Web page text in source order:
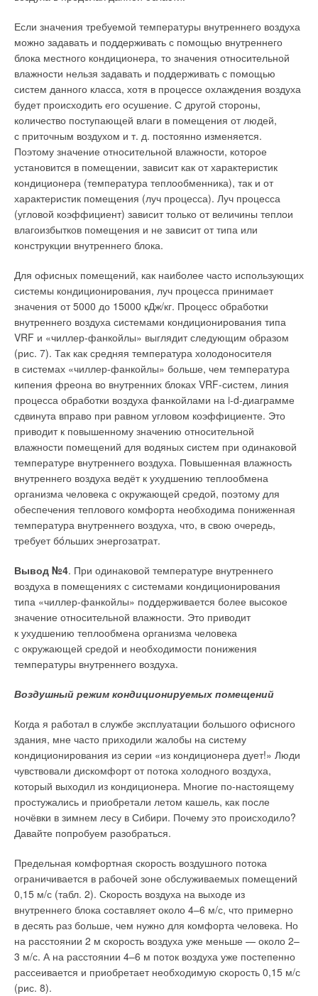
Если значения требуемой температуры внутреннего воздуха
можно задавать и поддерживать с помощью внутреннего
блока местного кондиционера, то значения относительной
влажности нельзя задавать и поддерживать с помощью
систем данного класса, хотя в процессе охлаждения воздуха
будет происходить его осушение. С другой стороны,
количество поступающей влаги в помещения от людей,
с приточным воздухом и т. д. постоянно изменяется.
Поэтому значение относительной влажности, которое
установится в помещении, зависит как от характеристик
кондиционера (температура теплообменника), так и от
характеристик помещения (луч процесса). Луч процесса
(угловой коэффициент) зависит только от величины теплои
влагоизбытков помещения и не зависит от типа или
конструкции внутреннего блока.
Для офисных помещений, как наиболее часто использующих
системы кондиционирования, луч процесса принимает
значения от 5000 до 15000 кДж/кг. Процесс обработки
внутреннего воздуха системами кондиционирования типа
VRF и «чиллер-фанкойлы» выглядит следующим образом
(рис. 7). Так как средняя температура холодоносителя
в системах «чиллер-фанкойлы» больше, чем температура
кипения фреона во внутренних блоках VRF-систем, линия
процесса обработки воздуха фанкойлами на i-d-диаграмме
сдвинута вправо при равном угловом коэффициенте. Это
приводит к повышенному значению относительной
влажности помещений для водяных систем при одинаковой
температуре внутреннего воздуха. Повышенная влажность
внутреннего воздуха ведёт к ухудшению теплообмена
организма человека с окружающей средой, поэтому для
обеспечения теплового комфорта необходима пониженная
температура внутреннего воздуха, что, в свою очередь,
требует бóльших энергозатрат.
Вывод №4. При одинаковой температуре внутреннего
воздуха в помещениях с системами кондиционирования
типа «чиллер-фанкойлы» поддерживается более высокое
значение относительной влажности. Это приводит
к ухудшению теплообмена организма человека
с окружающей средой и необходимости понижения
температуры внутреннего воздуха.
Воздушный режим кондиционируемых помещений
Когда я работал в службе эксплуатации большого офисного
здания, мне часто приходили жалобы на систему
кондиционирования из серии «из кондиционера дует!» Люди
чувствовали дискомфорт от потока холодного воздуха,
который выходил из кондиционера. Многие по-настоящему
простужались и приобретали летом кашель, как после
ночёвки в зимнем лесу в Сибири. Почему это происходило?
Давайте попробуем разобраться.
Предельная комфортная скорость воздушного потока
ограничивается в рабочей зоне обслуживаемых помещений
0,15 м/с (табл. 2). Скорость воздуха на выходе из
внутреннего блока составляет около 4–6 м/с, что примерно
в десять раз больше, чем нужно для комфорта человека. Но
на расстоянии 2 м скорость воздуха уже меньше — около 2–
3 м/с. А на расстоянии 4–6 м поток воздуха уже постепенно
рассеивается и приобретает необходимую скорость 0,15 м/с
(рис. 8).